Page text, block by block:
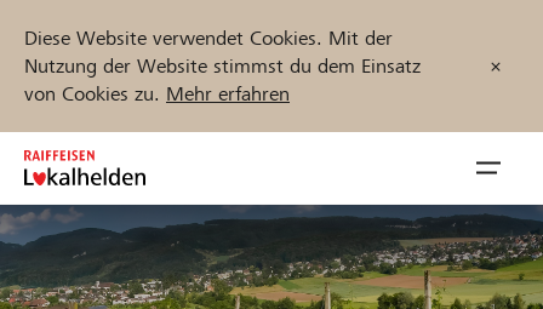
Diese Website verwendet Cookies. Mit der
Nutzung der Website stimmst du dem Einsatz
von Cookies zu. Mehr erfahren
Zum
Inhalt
springen
öffnen
Jetzt starten